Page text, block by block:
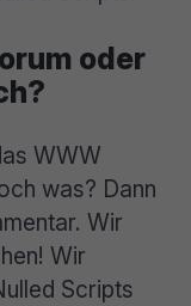
oder
WWW
was? Dann
Wir
Wir
Scripts